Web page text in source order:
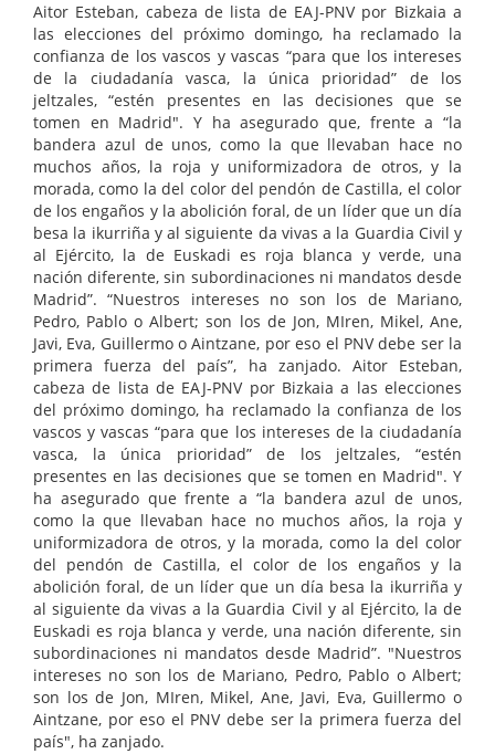
Aitor Esteban, cabeza de lista de EAJ-PNV por Bizkaia a
las elecciones del próximo domingo, ha reclamado la
confianza de los vascos y vascas “para que los intereses
de la ciudadanía vasca, la única prioridad” de los
jeltzales, “estén presentes en las decisiones que se
tomen en Madrid". Y ha asegurado que, frente a “la
bandera azul de unos, como la que llevaban hace no
muchos años, la roja y uniformizadora de otros, y la
morada, como la del color del pendón de Castilla, el color
de los engaños y la abolición foral, de un líder que un día
besa la ikurriña y al siguiente da vivas a la Guardia Civil y
al Ejército, la de Euskadi es roja blanca y verde, una
nación diferente, sin subordinaciones ni mandatos desde
Madrid”. “Nuestros intereses no son los de Mariano,
Pedro, Pablo o Albert; son los de Jon, MIren, Mikel, Ane,
Javi, Eva, Guillermo o Aintzane, por eso el PNV debe ser la
primera fuerza del país”, ha zanjado. Aitor Esteban,
cabeza de lista de EAJ-PNV por Bizkaia a las elecciones
del próximo domingo, ha reclamado la confianza de los
vascos y vascas “para que los intereses de la ciudadanía
vasca, la única prioridad” de los jeltzales, “estén
presentes en las decisiones que se tomen en Madrid". Y
ha asegurado que frente a “la bandera azul de unos,
como la que llevaban hace no muchos años, la roja y
uniformizadora de otros, y la morada, como la del color
del pendón de Castilla, el color de los engaños y la
abolición foral, de un líder que un día besa la ikurriña y
al siguiente da vivas a la Guardia Civil y al Ejército, la de
Euskadi es roja blanca y verde, una nación diferente, sin
subordinaciones ni mandatos desde Madrid”. "Nuestros
intereses no son los de Mariano, Pedro, Pablo o Albert;
son los de Jon, MIren, Mikel, Ane, Javi, Eva, Guillermo o
Aintzane, por eso el PNV debe ser la primera fuerza del
país", ha zanjado.